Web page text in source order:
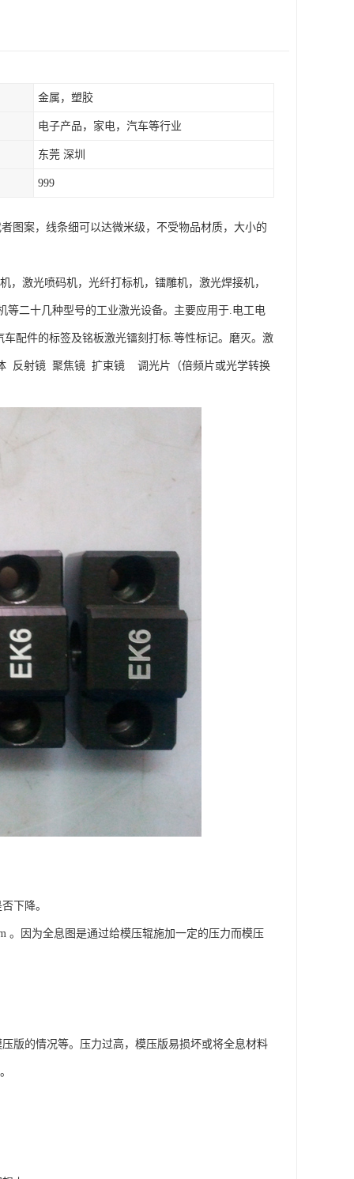
金属，塑胶
电子产品，家电，汽车等行业
东莞 深圳
999
图案，线条细可以达微米级，不受物品材质，大小的
激光喷码机，光纤打标机，镭雕机，激光焊接机，
二十几种型号的工业激光设备。主要应用于.电工电
配件的标签及铭板激光镭刻打标.等性标记。磨灭。激
射镜 聚焦镜 扩束镜 调光片（倍频片或光学转换
下降。
。因为全息图是通过给模压辊施加一定的压力而模压
版的情况等。压力过高，模压版易损坏或将全息材料